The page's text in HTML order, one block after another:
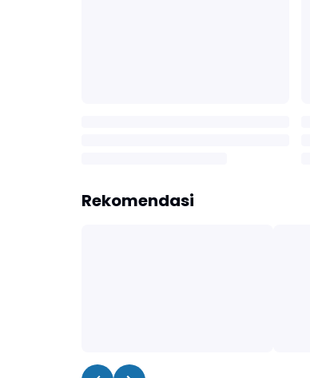
Rekomendasi